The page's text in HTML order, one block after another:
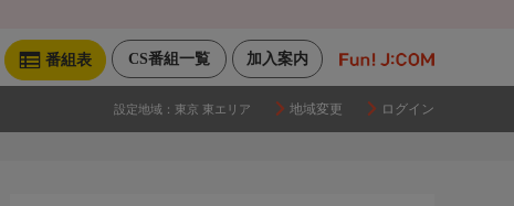
加入案内
CS番組一覧
番組表
設定地域： 東京 東エリア 地域変更 ログイン